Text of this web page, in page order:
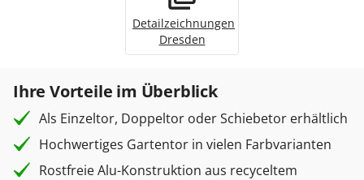
Detailzeichnungen
Dresden
Ihre Vorteile im Überblick
Als Einzeltor, Doppeltor oder Schiebetor erhältlich
Hochwertiges Gartentor in vielen Farbvarianten
Rostfreie Alu-Konstruktion aus recyceltem